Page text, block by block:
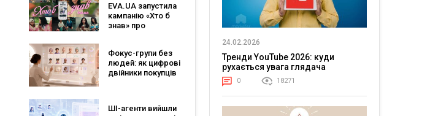
EVA.UA запустила
кампанію «Хто б
знав» про
очікують побачити
на платформі
Фокус-групи без
людей: як цифрові
двійники покупців
ШІ-агенти вийшли
24.02.2026
Тренди YouTube 2026: куди
рухається увага глядача
0 18271